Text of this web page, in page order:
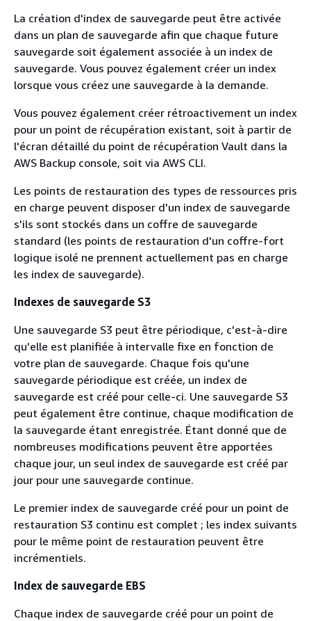
La création d'index de sauvegarde peut être activée
dans un plan de sauvegarde afin que chaque future
sauvegarde soit également associée à un index de
sauvegarde. Vous pouvez également créer un index
lorsque vous créez une sauvegarde à la demande.
Vous pouvez également créer rétroactivement un index
pour un point de récupération existant, soit à partir de
l'écran détaillé du point de récupération Vault dans la
AWS Backup console, soit via AWS CLI.
Les points de restauration des types de ressources pris
en charge peuvent disposer d'un index de sauvegarde
s'ils sont stockés dans un coffre de sauvegarde
standard (les points de restauration d'un coffre-fort
logique isolé ne prennent actuellement pas en charge
les index de sauvegarde).
Indexes de sauvegarde S3
Une sauvegarde S3 peut être périodique, c'est-à-dire
qu'elle est planifiée à intervalle fixe en fonction de
votre plan de sauvegarde. Chaque fois qu'une
sauvegarde périodique est créée, un index de
sauvegarde est créé pour celle-ci. Une sauvegarde S3
peut également être continue, chaque modification de
la sauvegarde étant enregistrée. Étant donné que de
nombreuses modifications peuvent être apportées
chaque jour, un seul index de sauvegarde est créé par
jour pour une sauvegarde continue.
Le premier index de sauvegarde créé pour un point de
restauration S3 continu est complet ; les index suivants
pour le même point de restauration peuvent être
incrémentiels.
Index de sauvegarde EBS
Chaque index de sauvegarde créé pour un point de